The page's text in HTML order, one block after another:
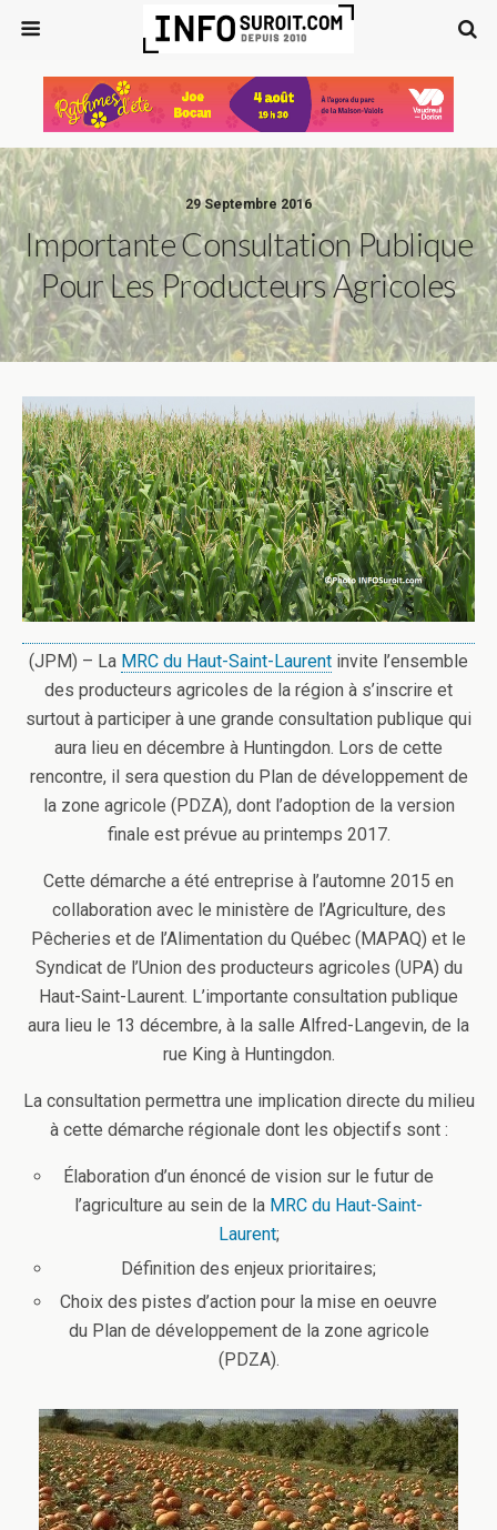
29 Septembre 2016
Importante Consultation Publique
Pour Les Producteurs Agricoles
(JPM) – La MRC du Haut-Saint-Laurent invite l’ensemble
des producteurs agricoles de la région à s’inscrire et
surtout à participer à une grande consultation publique qui
aura lieu en décembre à Huntingdon. Lors de cette
rencontre, il sera question du Plan de développement de
la zone agricole (PDZA), dont l’adoption de la version
finale est prévue au printemps 2017.
Cette démarche a été entreprise à l’automne 2015 en
collaboration avec le ministère de l’Agriculture, des
Pêcheries et de l’Alimentation du Québec (MAPAQ) et le
Syndicat de l’Union des producteurs agricoles (UPA) du
Haut-Saint-Laurent. L’importante consultation publique
aura lieu le 13 décembre, à la salle Alfred-Langevin, de la
rue King à Huntingdon.
La consultation permettra une implication directe du milieu
à cette démarche régionale dont les objectifs sont :
Élaboration d’un énoncé de vision sur le futur de
l’agriculture au sein de la MRC du Haut-Saint-
Laurent;
Définition des enjeux prioritaires;
Choix des pistes d’action pour la mise en oeuvre
du Plan de développement de la zone agricole
(PDZA).